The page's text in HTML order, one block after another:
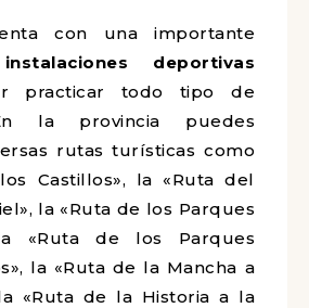
con una importante
instalaciones deportivas
practicar todo tipo de
la provincia puedes
rutas turísticas como
Castillos», la «Ruta del
la «Ruta de los Parques
«Ruta de los Parques
la «Ruta de la Mancha a
«Ruta de la Historia a la